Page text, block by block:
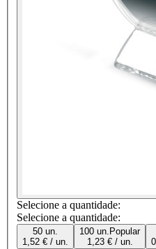
Selecione a quantidade:
Selecione a quantidade:
50 un.
1,52 € / un.
100 un. Popular
1,23 € / un.